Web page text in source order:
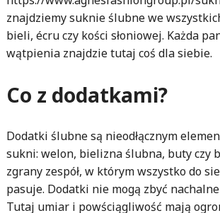
znajdziemy suknie ślubne we
bieli, écru czy kości słoniowej. Każda
wątpienia znajdzie tutaj coś dla siebie.
Co z dodatkami?
Dodatki ślubne są nieodłącznym
sukni: welon, bielizna ślubna, buty czy
zgrany zespół, w którym wszystko do
pasuje. Dodatki nie mogą zbyć
Tutaj umiar i powściągliwość mają